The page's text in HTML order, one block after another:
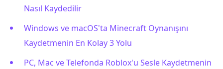
Nasıl Kaydedilir
Windows ve macOS'ta Minecraft Oynanışını
Kaydetmenin En Kolay 3 Yolu
PC, Mac ve Telefonda Roblox'u Sesle Kaydetmenin